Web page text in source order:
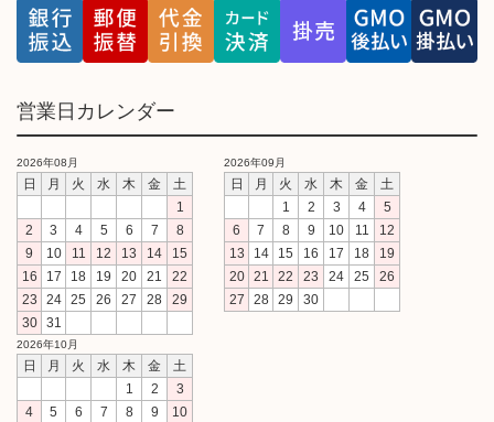
営業日カレンダー
2026年08月
日 月 火 水 木 金
土
1
2
3 4 5 6 7
8
9
10 11 12 13 14
15
16
17 18 19 20 21
22
23
24 25 26 27 28
29
30
31
2026年09月
日 月 火 水 木 金
土
1
2 3 4
5
6
7 8 9 10 11
12
13
14 15 16 17 18
19
20
21 22 23 24 25
26
27
28 29 30
2026年10月
日 月 火 水 木 金
土
1
2
3
4
5 6 7 8 9 10